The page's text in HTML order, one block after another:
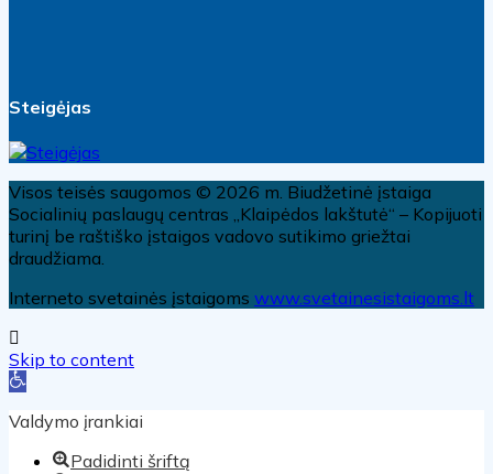
Steigėjas
Visos teisės saugomos © 2026 m. Biudžetinė įstaiga
Socialinių paslaugų centras „Klaipėdos lakštutė“ – Kopijuoti
turinį be raštiško įstaigos vadovo sutikimo griežtai
draudžiama.
Interneto svetainės įstaigoms www.svetainesistaigoms.lt
Skip to content
Open toolbar
Valdymo įrankiai
Padidinti šriftą